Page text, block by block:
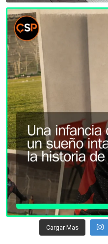
Cargar Mas